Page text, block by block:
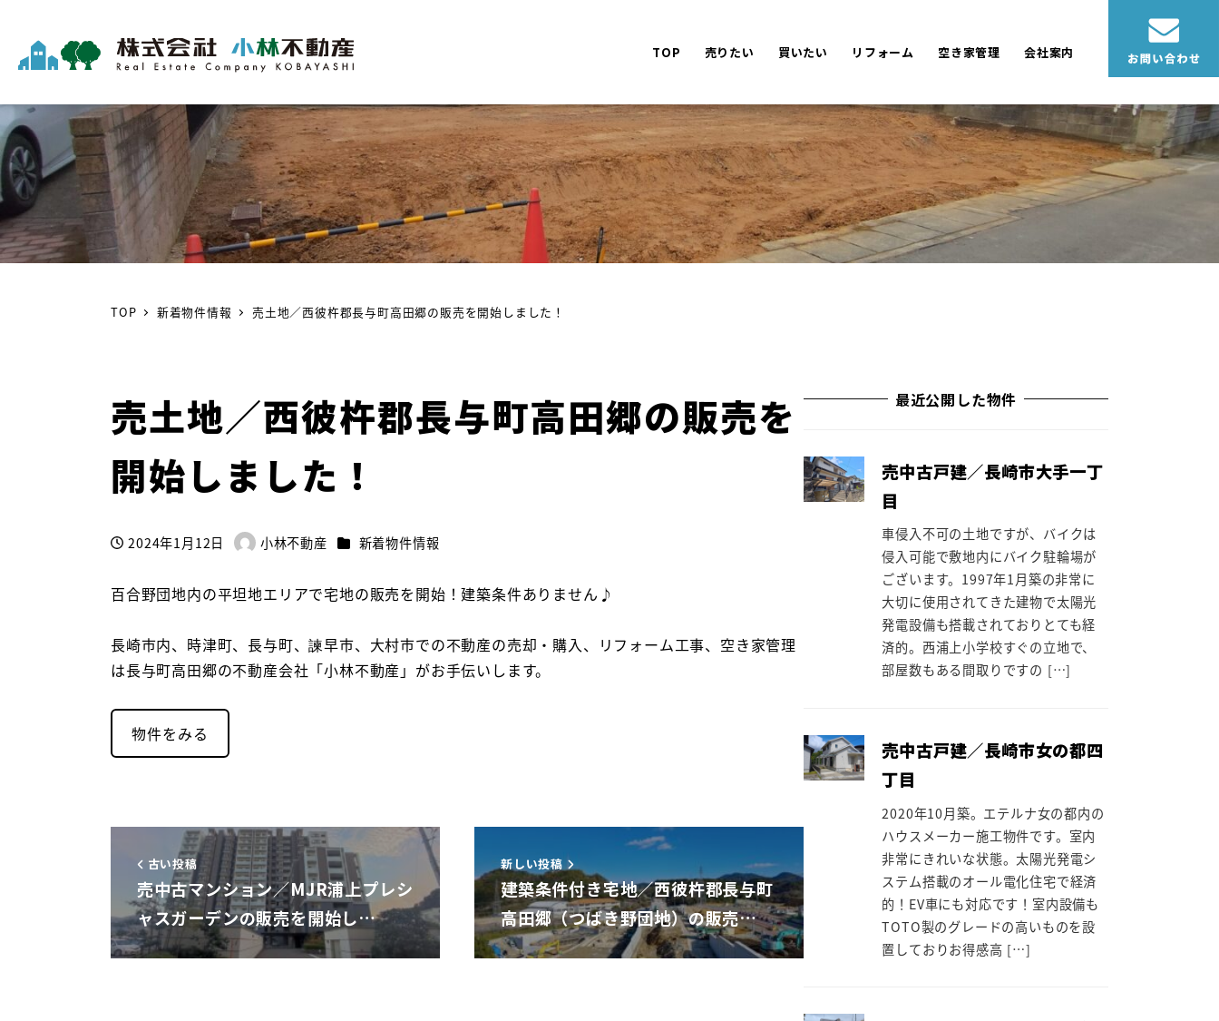
TOP 売りたい 買いたい リフォーム 空き家管理 会社案内
TOP 新着物件情報 売土地／西彼杵郡長与町高田郷の販売を開始しました！
売土地／西彼杵郡長与町高田郷の販売を
開始しました！
投稿日
2024年1月12日
著
小林不動産 カテゴリー
新着物件情報
百合野団地内の平坦地エリアで宅地の販売を開始！建築条件ありません♪
長崎市内、時津町、長与町、諫早市、大村市での不動産の売却・購入、リフォーム工事、空き家管理
は長与町高田郷の不動産会社「小林不動産」がお手伝いします。
物件をみる
古い投稿
売中古マンション／MJR浦上プレシ
ャスガーデンの販売を開始し…
新しい投稿
建築条件付き宅地／西彼杵郡長与町
高田郷（つばき野団地）の販売…
最近公開した物件
売中古戸建／長崎市大手一丁
目
車侵入不可の土地ですが、バイクは
侵入可能で敷地内にバイク駐輪場が
ございます。1997年1月築の非常に
大切に使用されてきた建物で太陽光
発電設備も搭載されておりとても経
済的。西浦上小学校すぐの立地で、
部屋数もある間取りですの […]
売中古戸建／長崎市女の都四
丁目
2020年10月築。エテルナ女の都内の
ハウスメーカー施工物件です。室内
非常にきれいな状態。太陽光発電シ
ステム搭載のオール電化住宅で経済
的！EV車にも対応です！室内設備も
TOTO製のグレードの高いものを設
置しておりお得感高 […]